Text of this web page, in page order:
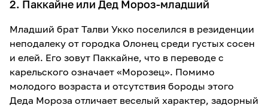
2. Паккайне или Дед Мороз-младший
Младший брат Талви Укко поселился в резиденции
неподалеку от городка Олонец среди густых сосен
и елей. Его зовут Паккайне, что в переводе с
карельского означает «Морозец». Помимо
молодого возраста и отсутствия бороды этого
Деда Мороза отличает веселый характер, задорный